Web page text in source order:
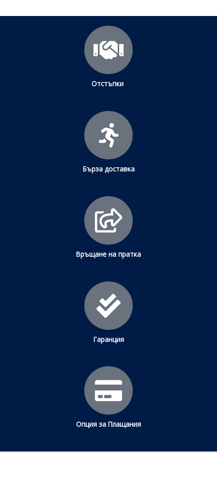
Отстъпки
Бърза доставка
Връщане на пратка
Гаранция
Опция за Плащания